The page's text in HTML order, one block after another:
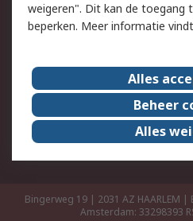
Algemene
verkoopvoorwaarden
Over RS
RS Group
RS wereldwijd
ESG
Bingerweg 19 | 2031 AZ HAARLEM |
Amsterdam: 33298393
weigeren". Dit kan de toegang
beperken. Meer informatie
Alles
Beheer
Alles